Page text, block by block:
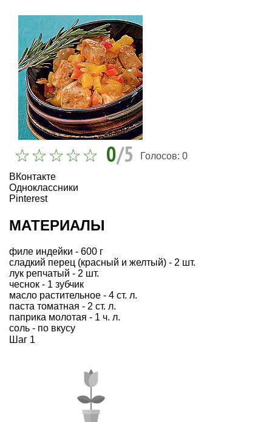
0/5 Голосов: 0
ВКонтакте
Одноклассники
Pinterest
МАТЕРИАЛЫ
филе индейки - 600 г
сладкий перец (красный и желтый) - 2 шт.
лук репчатый - 2 шт.
чеснок - 1 зубчик
масло растительное - 4 ст. л.
паста томатная - 2 ст. л.
паприка молотая - 1 ч. л.
соль - по вкусу
Шаг 1